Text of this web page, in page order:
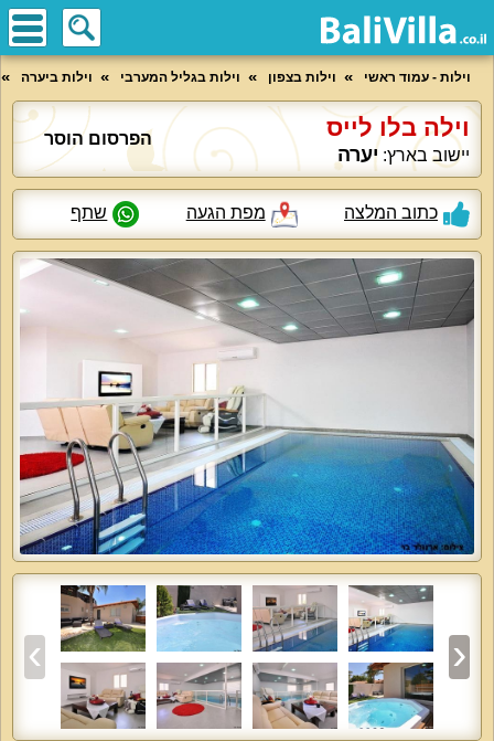
וילות - עמוד ראשי וילות בצפון וילות בגליל המערבי וילות ביערה
וילה בלו לייס
יישוב בארץ: יערה
הפרסום הוסר
כתוב המלצה מפת הגעה שתף